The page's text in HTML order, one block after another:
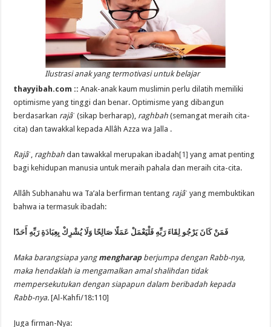
Ilustrasi anak yang termotivasi untuk belajar
thayyibah.com ::Anak-anak kaum muslimin perlu dilatih memiliki
optimisme yang tinggi dan benar. Optimisme yang dibangun
berdasarkan rajâˈ (sikap berharap), raghbah (semangat meraih cita-
cita) dan tawakkal kepada Allâh Azza wa Jalla .
Rajâˈ, raghbah dan tawakkal merupakan ibadah[1] yang amat penting
bagi kehidupan manusia untuk meraih pahala dan meraih cita-cita.
Allâh Subhanahu wa Ta’ala berfirman tentang rajâˈ yang membuktikan
bahwa ia termasuk ibadah:
فَمَنْ كَانَ يَرْجُو لِقَاءَ رَبِّهِ فَلْيَعْمَلْ عَمَلًا صَالِحًا وَلَا يُشْرِكْ بِعِبَادَةِ رَبِّهِ أَحَدًا
Maka barangsiapa yang mengharapberjumpa dengan Rabb-nya,
maka hendaklah ia mengamalkan amal shalihdan tidak
mempersekutukan dengan siapapun dalam beribadah kepada
Rabb-nya. [Al-Kahfi/18:110]
Juga firman-Nya: